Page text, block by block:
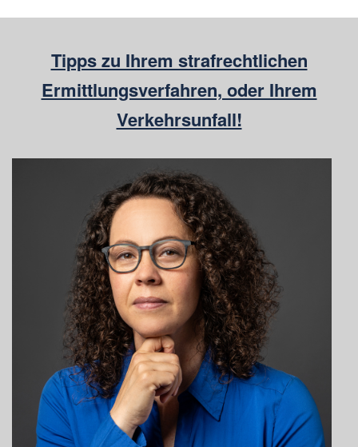
Tipps zu Ihrem strafrechtlichen
Ermittlungsverfahren, oder Ihrem
Verkehrsunfall!